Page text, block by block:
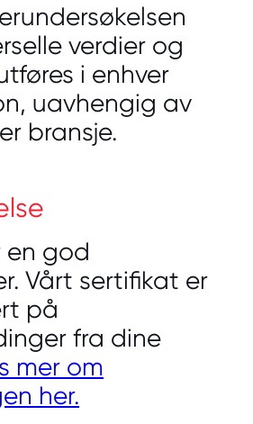
verdier og
i enhver
uavhengig av
bransje.
en god
Vårt sertifikat er
på
fra dine
mer om
her.